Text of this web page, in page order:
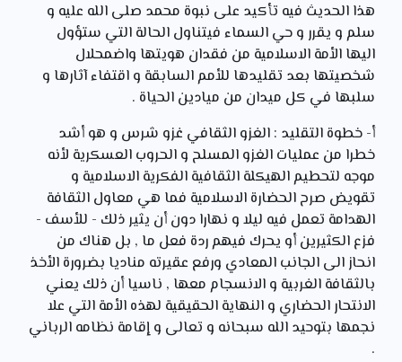
هذا الحديث فيه تأكيد على نبوة محمد صلى الله عليه و
سلم و يقرر و حي السماء فيتناول الحالة التي ستؤول
اليها الأمة الاسلامية من فقدان هويتها واضمحلال
شخصيتها بعد تقليدها للأمم السابقة و اقتفاء آثارها و
سلبها في كل ميدان من ميادين الحياة .
أ- خطوة التقليد : الغزو الثقافي غزو شرس و هو أشد
خطرا من عمليات الغزو المسلح و الحروب العسكرية لأنه
موجه لتحطيم الهيكلة الثقافية الفكرية الاسلامية و
تقويض صرح الحضارة الاسلامية فما هي معاول الثقافة
الهدامة تعمل فيه ليلا و نهارا دون أن يثير ذلك - للأسف -
فزع الكثيرين أو يحرك فيهم ردة فعل ما , بل هناك من
انحاز الى الجانب المعادي ورفع عقيرته مناديا بضرورة الأخذ
بالثقافة الغربية و الانسجام معها , ناسيا أن ذلك يعني
الانتحار الحضاري و النهاية الحقيقية لهذه الأمة التي علا
نجمها بتوحيد الله سبحانه و تعالى و إقامة نظامه الرباني
.